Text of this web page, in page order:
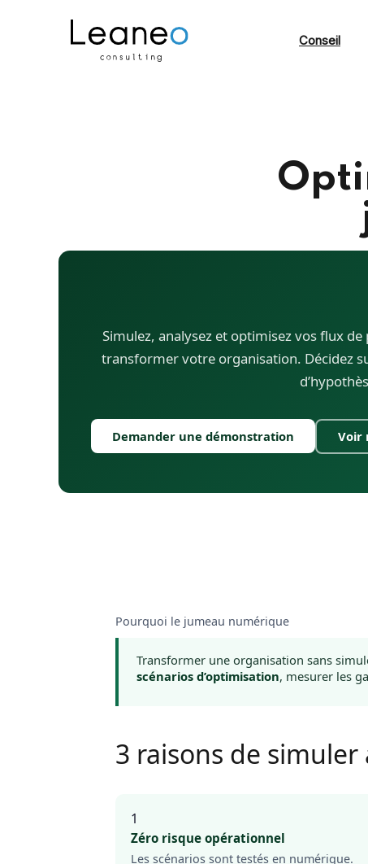
Conseil
Simulez, analysez et optimisez vos flux
transformer votre organisation. Décidez
Demander une démonstration Voir
Pourquoi le jumeau numérique
Transformer une organisation sans
scénarios d’optimisation, mesurer les
3 raisons de
1
Zéro risque opérationnel
Les scénarios sont testés en numérique.